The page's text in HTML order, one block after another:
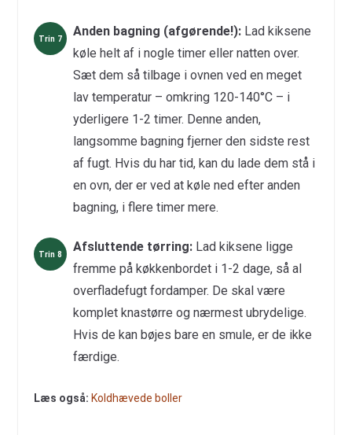
Anden bagning (afgørende!):Lad kiksene
køle helt af i nogle timer eller natten over.
Sæt dem så tilbage i ovnen ved en meget
lav temperatur – omkring 120-140°C – i
yderligere 1-2 timer. Denne anden,
langsomme bagning fjerner den sidste rest
af fugt. Hvis du har tid, kan du lade dem stå i
en ovn, der er ved at køle ned efter anden
bagning, i flere timer mere.
Afsluttende tørring:Lad kiksene ligge
fremme på køkkenbordet i 1-2 dage, så al
overfladefugt fordamper. De skal være
komplet knastørre og nærmest ubrydelige.
Hvis de kan bøjes bare en smule, er de ikke
færdige.
Læs også: Koldhævede boller